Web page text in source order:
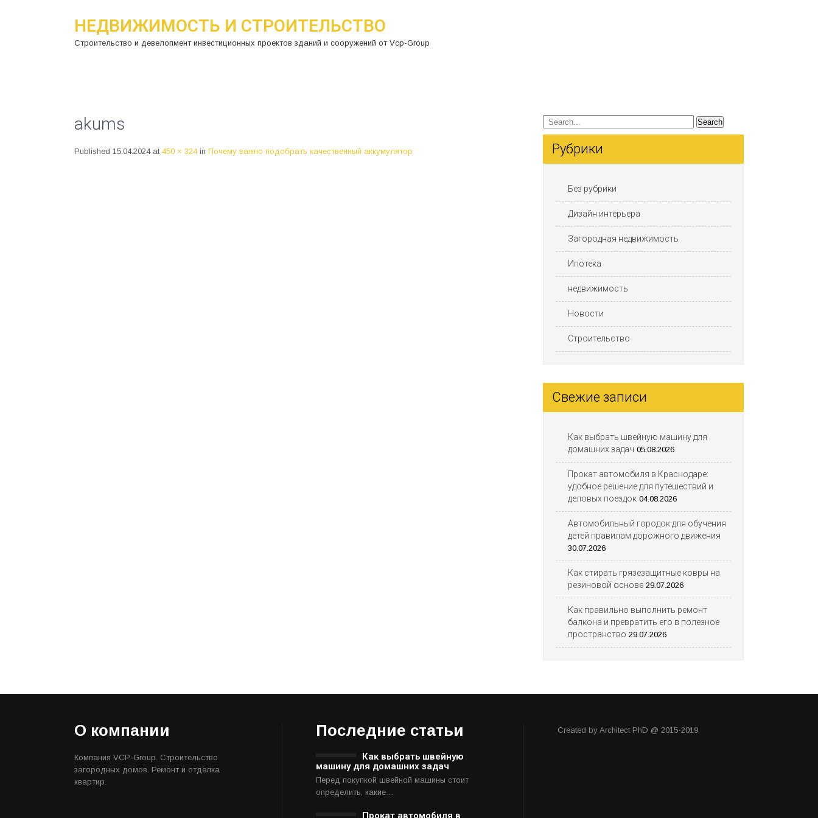
НЕДВИЖИМОСТЬ И СТРОИТЕЛЬСТВО
Строительство и девелопмент инвестиционных проектов зданий и сооружений от Vcp-Group
akums
Published 15.04.2024at 450 × 324in Почему важно подобрать качественный аккумулятор Рубрики
Без рубрики
Дизайн интерьера
Загородная недвижимость
Ипотека
недвижимость
Новости
Строительство
Свежие записи
Как выбрать швейную машину для
домашних задач 05.08.2026
Прокат автомобиля в Краснодаре:
удобное решение для путешествий и
деловых поездок 04.08.2026
Автомобильный городок для обучения
детей правилам дорожного движения
30.07.2026
Как стирать грязезащитные ковры на
резиновой основе 29.07.2026
Как правильно выполнить ремонт
балкона и превратить его в полезное
пространство 29.07.2026
О компании
Компания VCP-Group. Строительство
загородных домов. Ремонт и отделка
квартир.
Последние статьи
Как выбрать швейную
машину для домашних задач
Перед покупкой швейной машины стоит
определить, какие…
Прокат автомобиля в
Created by Architect PhD @ 2015-2019